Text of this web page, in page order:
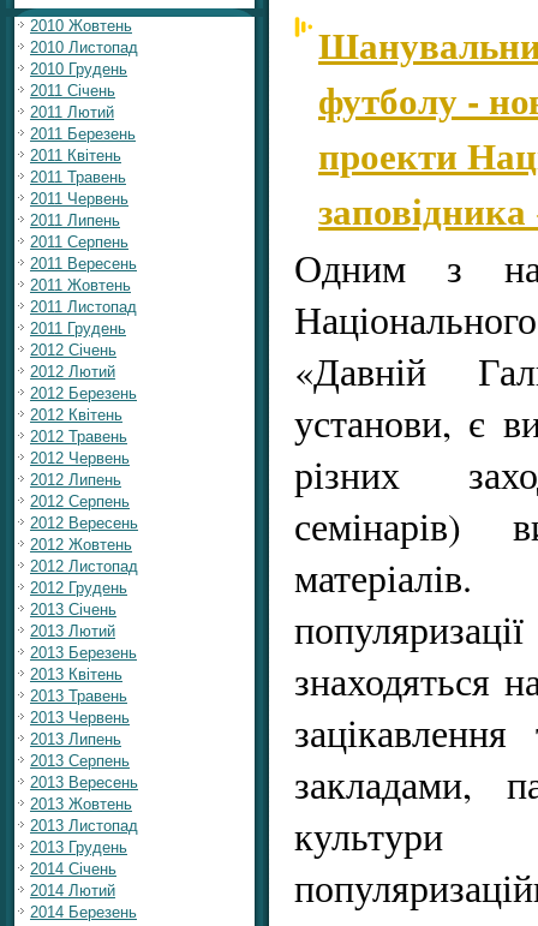
2010 Жовтень
2010 Листопад
2010 Грудень
2011 Січень
2011 Лютий
2011 Березень
2011 Квітень
2011 Травень
2011 Червень
2011 Липень
2011 Серпень
2011 Вересень
2011 Жовтень
2011 Листопад
2011 Грудень
2012 Січень
2012 Лютий
2012 Березень
2012 Квітень
2012 Травень
2012 Червень
2012 Липень
2012 Серпень
2012 Вересень
2012 Жовтень
2012 Листопад
2012 Грудень
2013 Січень
2013 Лютий
2013 Березень
2013 Квітень
2013 Травень
2013 Червень
2013 Липень
2013 Серпень
2013 Вересень
2013 Жовтень
2013 Листопад
2013 Грудень
2014 Січень
2014 Лютий
2014 Березень
футболу -
проекти
Одним з
«Давній
установи, є
різних
семінарів)
знаходяться
закладами,